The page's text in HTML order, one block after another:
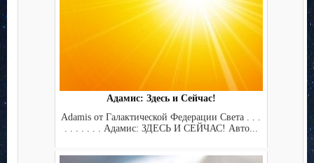
Адамис: Здесь и Сейчас!
Adamis от Галактической Федерации Света . . .
. . . . . . . Адамис: ЗДЕСЬ И СЕЙЧАС! Авто...